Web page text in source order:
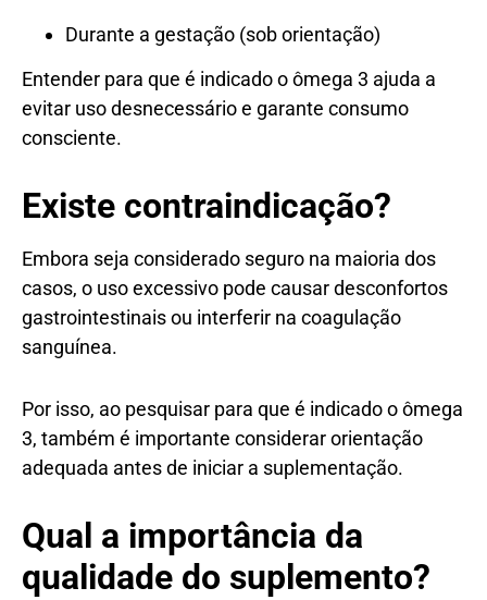
Durante a gestação (sob orientação)
Entender para que é indicado o ômega 3 ajuda a
evitar uso desnecessário e garante consumo
consciente.
Existe contraindicação?
Embora seja considerado seguro na maioria dos
casos, o uso excessivo pode causar desconfortos
gastrointestinais ou interferir na coagulação
sanguínea.
Por isso, ao pesquisar para que é indicado o ômega
3, também é importante considerar orientação
adequada antes de iniciar a suplementação.
Qual a importância da
qualidade do suplemento?